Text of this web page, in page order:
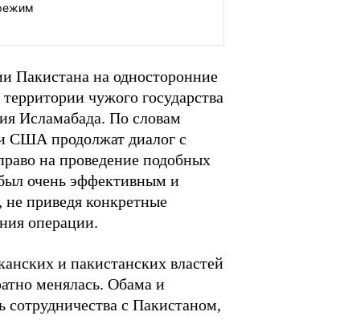
Пакистана на односторонние
чужого государства
Исламабада. По словам
США продолжат диалог с
на проведение подобных
очень эффективным и
приведя конкретные
операции.
и пакистанских властей
менялась. Обама и
сотрудничества с Пакистаном,